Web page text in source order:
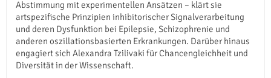
Abstimmung mit experimentellen Ansätzen – klärt sie
artspezifische Prinzipien inhibitorischer Signalverarbeitung
und deren Dysfunktion bei Epilepsie, Schizophrenie und
anderen oszillationsbasierten Erkrankungen. Darüber hinaus
engagiert sich Alexandra Tzilivaki für Chancengleichheit und
Diversität in der Wissenschaft.